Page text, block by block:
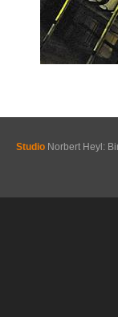
Studio Norbert Heyl: